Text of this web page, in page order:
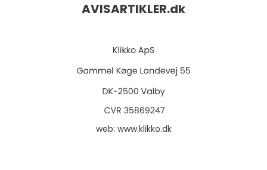
AVISARTIKLER.dk
web: www.klikko.dk